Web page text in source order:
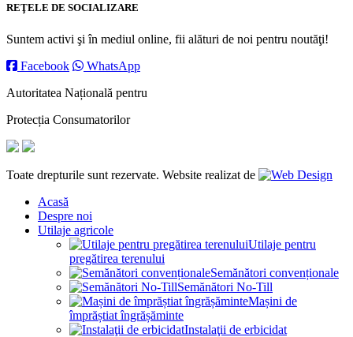
REŢELE DE SOCIALIZARE
Suntem activi şi în mediul online, fii alături de noi pentru noutăţi!
Facebook
WhatsApp
Autoritatea Națională pentru
Protecția Consumatorilor
Toate drepturile sunt rezervate. Website realizat de
Acasă
Despre noi
Utilaje agricole
Utilaje pentru
pregătirea terenului
Semănători convenționale
Semănători No-Till
Mașini de
împrăștiat îngrășăminte
Instalaţii de erbicidat